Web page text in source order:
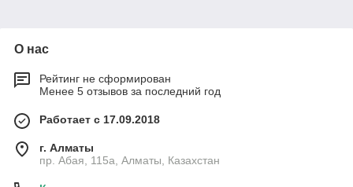
О нас
Рейтинг не сформирован
Менее 5 отзывов за последний год
Работает с 17.09.2018
г. Алматы
пр. Абая, 115а, Алматы, Казахстан